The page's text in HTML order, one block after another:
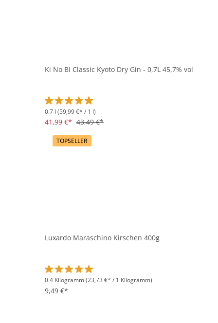
Ki No BI Classic Kyoto Dry Gin - 0,7L 45,7% vol
Durchschnittliche Bewertung von 5 von 5 Sternen
0.7 l (59,99 €* / 1 l)
41,99 €* 43,49 €*
TOPSELLER
Luxardo Maraschino Kirschen 400g
Durchschnittliche Bewertung von 5 von 5 Sternen
0.4 Kilogramm(23,73 €* / 1 Kilogramm)
9,49 €*